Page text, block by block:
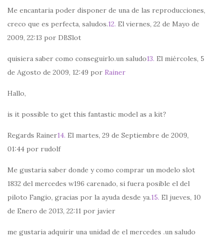
Me encantaria poder disponer de una de las reproducciones,
creco que es perfecta, saludos.12. El viernes, 22 de Mayo de
2009, 22:13 por DBSlot
quisiera saber como conseguirlo.un saludo13. El miércoles, 5
de Agosto de 2009, 12:49 por Rainer
Hallo,
is it possible to get this fantastic model as a kit?
Regards Rainer14. El martes, 29 de Septiembre de 2009,
01:44 por rudolf
Me gustaria saber donde y como comprar un modelo slot
1832 del mercedes w196 carenado, si fuera posible el del
piloto Fangio, gracias por la ayuda desde ya.15. El jueves, 10
de Enero de 2013, 22:11 por javier
me gustaria adquirir una unidad de el mercedes .un saludo